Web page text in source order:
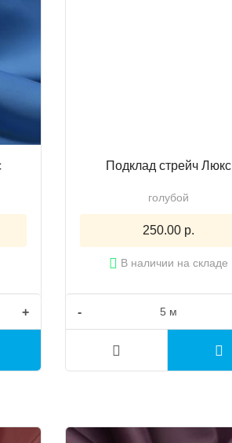
+
Подклад стрейч Люкс
голубой
250.00 р.
В наличии на складе
-